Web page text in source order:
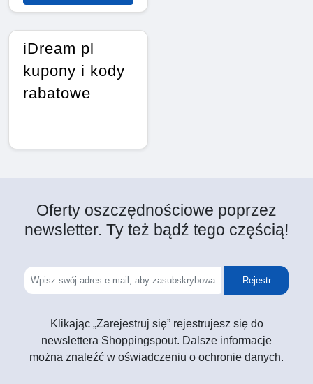
iDream pl
kupony i kody
rabatowe
Oferty oszczędnościowe poprzez
newsletter. Ty też bądź tego częścią!
Rejestr
Klikając „Zarejestruj się” rejestrujesz się do
newslettera Shoppingspout. Dalsze informacje
można znaleźć w oświadczeniu o ochronie danych.